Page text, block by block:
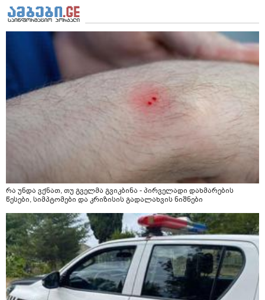
რა უნდა ვქნათ, თუ გველმა გვიკბინა - პირველადი დახმარების
წესები, სიმპტომები და კრიზისის გადალახვის ნიშნები